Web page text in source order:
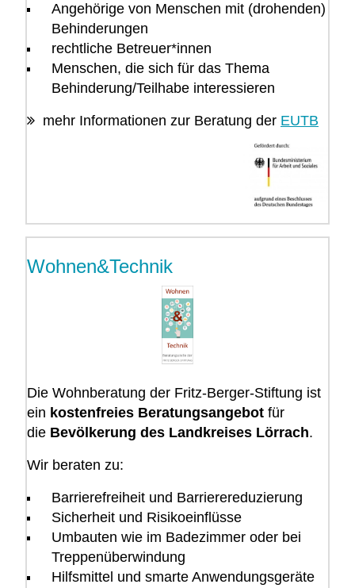
Angehörige von Menschen mit (drohenden)
Behinderungen
rechtliche Betreuer*innen
Menschen, die sich für das Thema
Behinderung/Teilhabe interessieren
mehr Informationen zur Beratung der EUTB
Wohnen&Technik
Die Wohnberatung der Fritz-Berger-Stiftung ist
ein kostenfreies Beratungsangebot für
die Bevölkerung des Landkreises Lörrach.
Wir beraten zu:
Barrierefreiheit und Barrierereduzierung
Sicherheit und Risikoeinflüsse
Umbauten wie im Badezimmer oder bei
Treppenüberwindung
Hilfsmittel und smarte Anwendungsgeräte